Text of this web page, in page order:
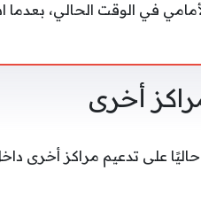
في الوقت الحالي،
أخرى
على تدعيم مراكز أخرى